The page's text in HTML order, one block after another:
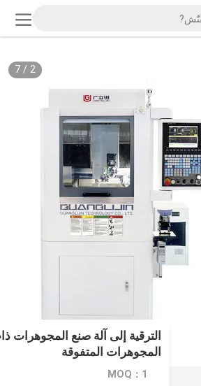
2
/
7
الترقية إلى آلة صنع المجوهرات
المجوهرات المتفوقة
MOQ：1